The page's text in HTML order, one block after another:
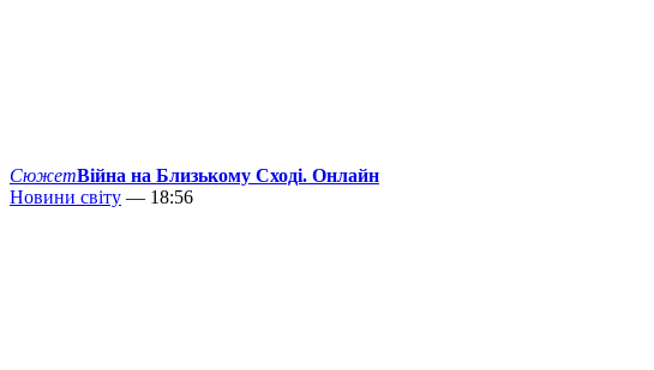
СюжетВійна на Близькому Сході. Онлайн
Новини світу — 18:56